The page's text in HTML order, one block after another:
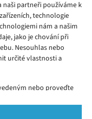
naši partneři používáme k
technologie
nám a našim
jako je chování při
Nesouhlas nebo
určité vlastnosti a
nebo proveďte
použity pouze na tomto
World Records
Mitchel do žebříčku
ovlivnění
dokázat
Last of Us: Part
k rekordu, porazí
Alza.cz lámou před
spotřební